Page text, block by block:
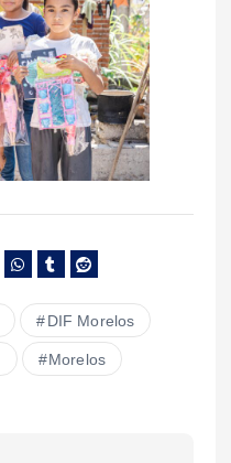
DIF Morelos
Morelos